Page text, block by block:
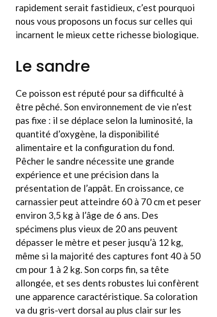
rapidement serait fastidieux, c’est pourquoi
nous vous proposons un focus sur celles qui
incarnent le mieux cette richesse biologique.
Le sandre
Ce poisson est réputé pour sa difficulté à
être pêché. Son environnement de vie n’est
pas fixe : il se déplace selon la luminosité, la
quantité d’oxygène, la disponibilité
alimentaire et la configuration du fond.
Pêcher le sandre nécessite une grande
expérience et une précision dans la
présentation de l’appât. En croissance, ce
carnassier peut atteindre 60 à 70 cm et peser
environ 3,5 kg à l’âge de 6 ans. Des
spécimens plus vieux de 20 ans peuvent
dépasser le mètre et peser jusqu’à 12 kg,
même si la majorité des captures font 40 à 50
cm pour 1 à 2 kg. Son corps fin, sa tête
allongée, et ses dents robustes lui confèrent
une apparence caractéristique. Sa coloration
va du gris-vert dorsal au plus clair sur les